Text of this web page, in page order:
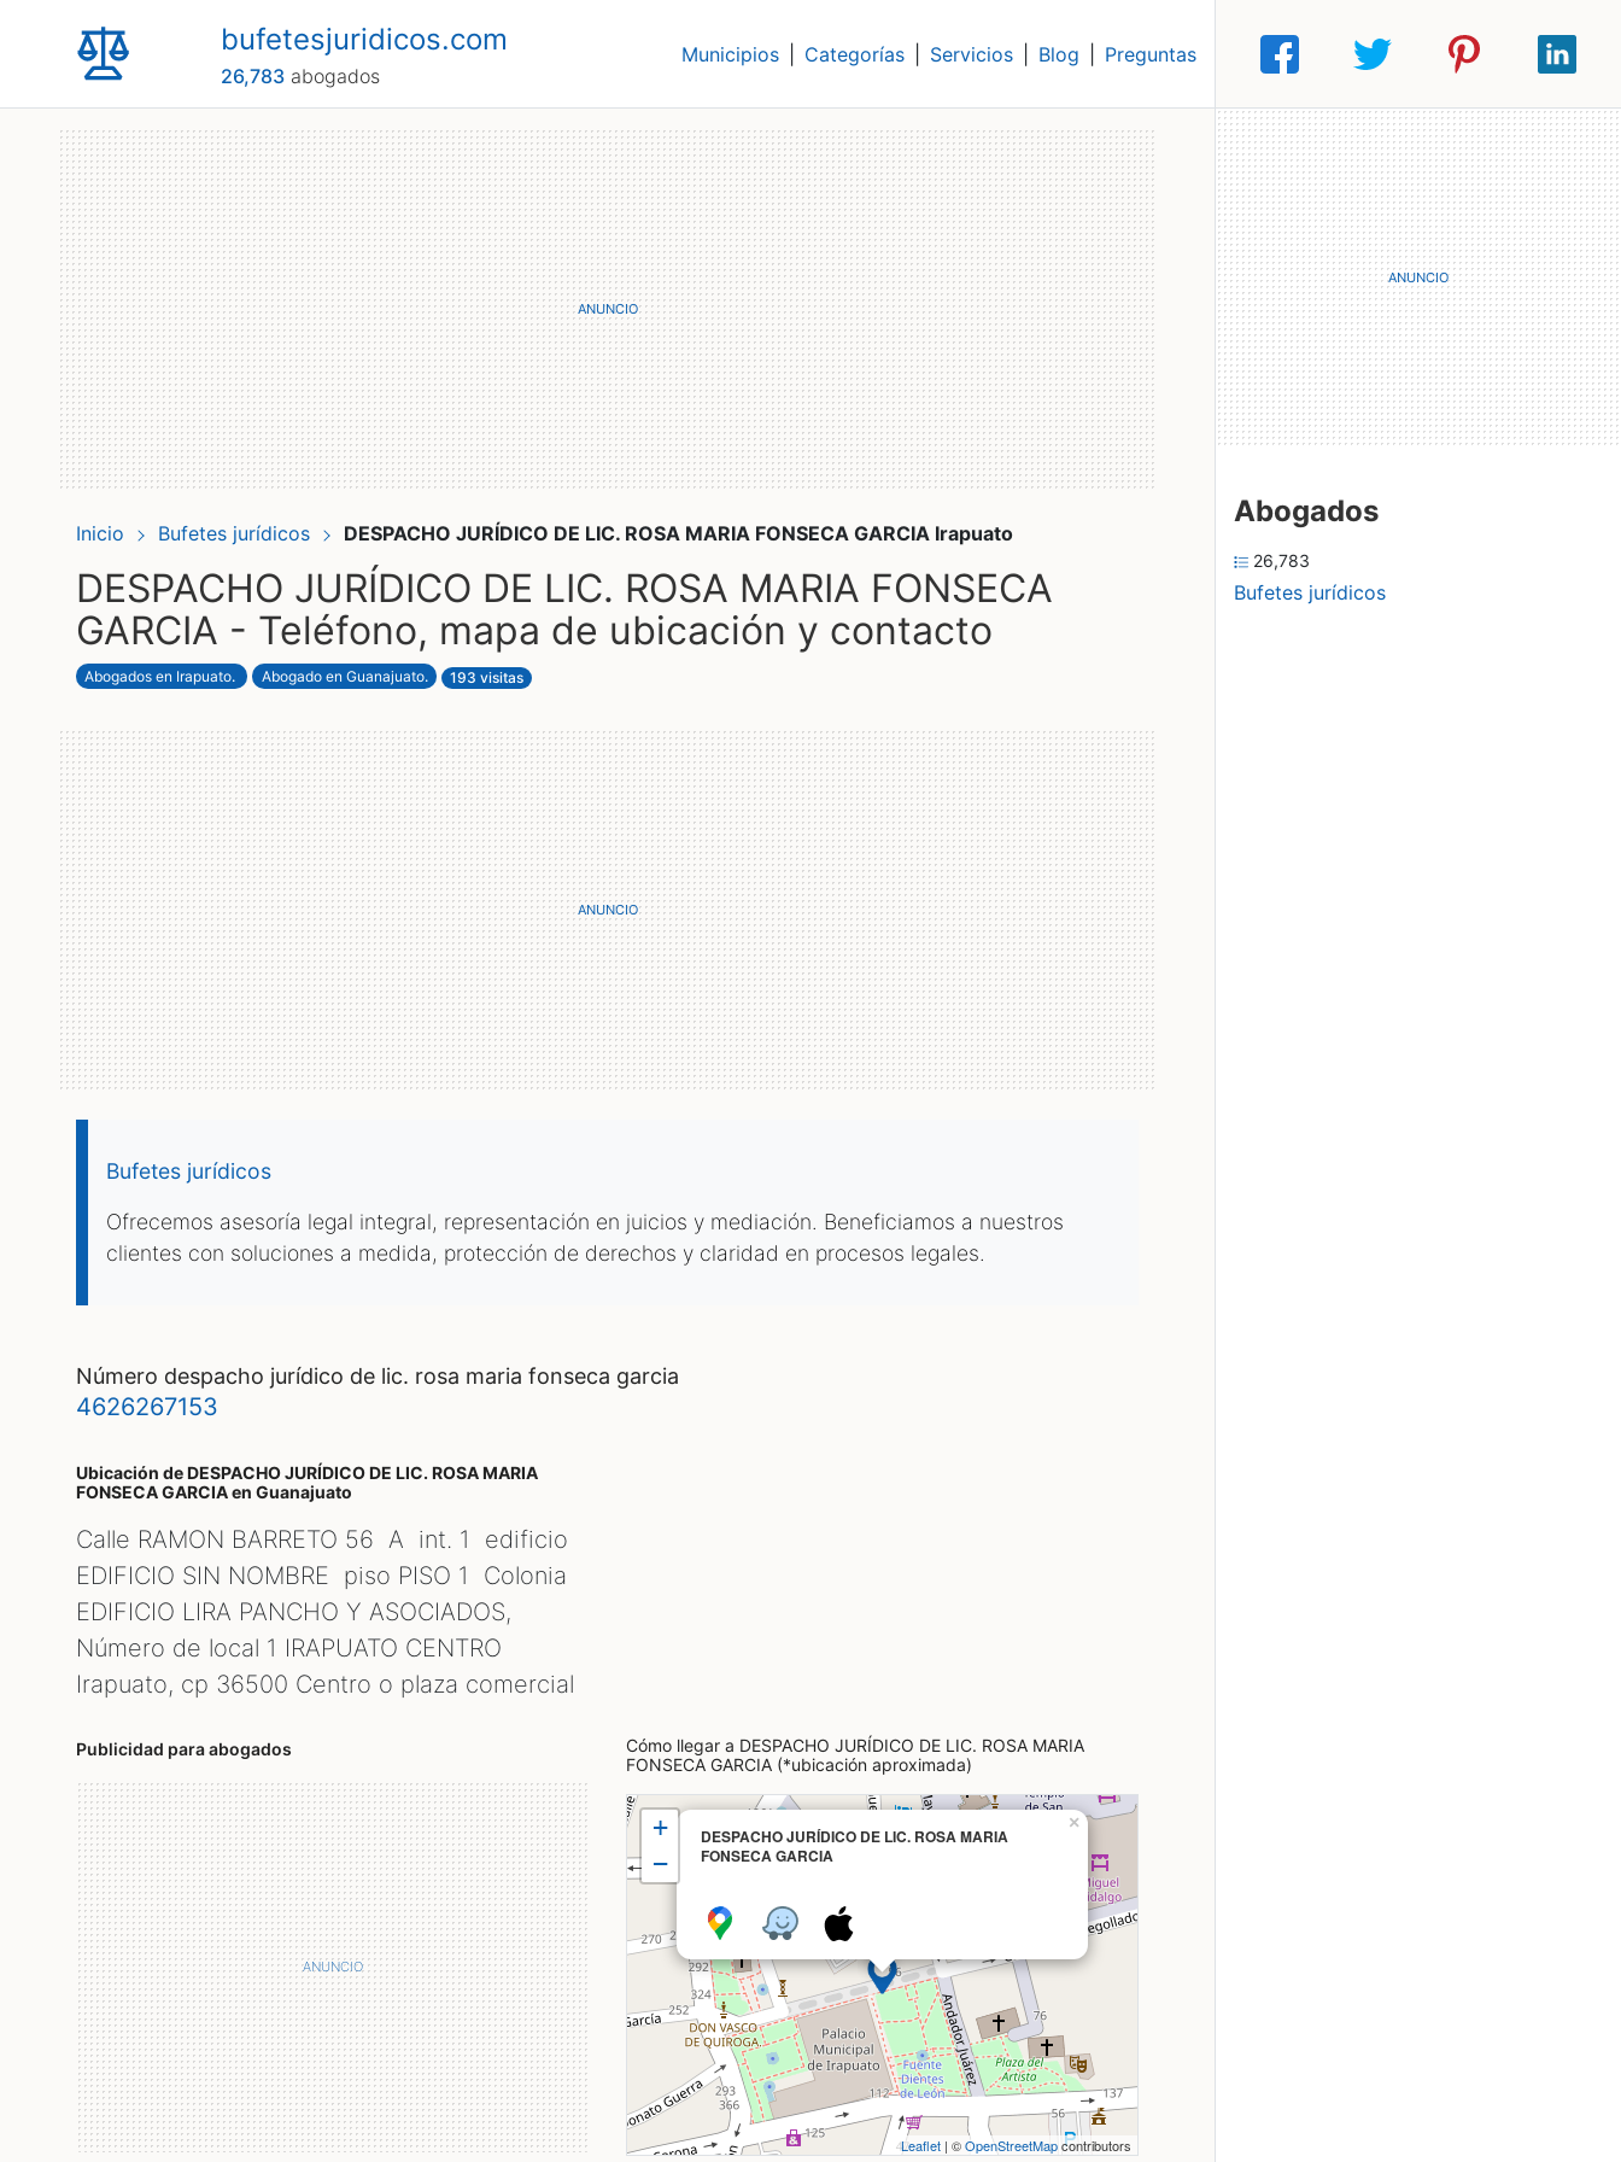
bufetesjuridicos.com
26,783abogados
Municipios Categorías Servicios Blog Preguntas
Inicio Bufetes jurídicos DESPACHO JURÍDICO DE LIC. ROSA MARIA FONSECA GARCIA Irapuato
DESPACHO JURÍDICO DE LIC. ROSA MARIA FONSECA
GARCIA - Teléfono, mapa de ubicación y contacto
Abogados en Irapuato. Abogado en Guanajuato. 193 visitas
Bufetes jurídicos
Ofrecemos asesoría legal integral, representación en juicios y mediación. Beneficiamos a nuestros
clientes con soluciones a medida, protección de derechos y claridad en procesos legales.
número despacho jurídico de lic. rosa maria fonseca garcia
4626267153
Ubicación de DESPACHO JURÍDICO DE LIC. ROSA MARIA
FONSECA GARCIAen Guanajuato
Calle RAMON BARRETO 56 A int. 1 edificio
EDIFICIO SIN NOMBRE piso PISO 1 Colonia
EDIFICIO LIRA PANCHO Y ASOCIADOS,
Número de local 1 IRAPUATO CENTRO
Irapuato, cp 36500 Centro o plaza comercial
Publicidad para abogados
Cómo llegar a DESPACHO JURÍDICO DE LIC. ROSA MARIA
FONSECA GARCIA (*ubicación aproximada)
DESPACHO JURÍDICO DE LIC. ROSA MARIA
FONSECA GARCIA
×
+
−
Leaflet | ©OpenStreetMapcontributors
Abogados
26,783
Bufetes jurídicos